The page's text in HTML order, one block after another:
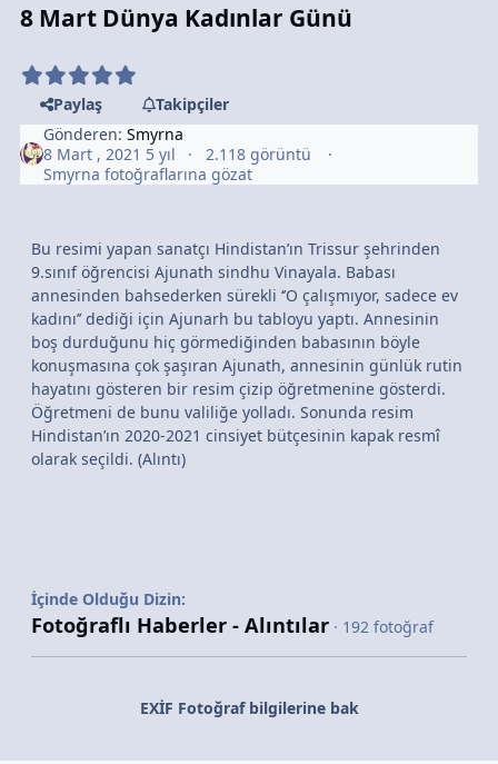
8 Mart Dünya Kadınlar Günü
Paylaş
Takipçiler
Gönderen:Smyrna
8 Mart , 2021 5 yıl
2.118 görüntü
Smyrna fotoğraflarına gözat
Bu resimi yapan sanatçı Hindistan’ın Trissur şehrinden
9.sınıf öğrencisi Ajunath sindhu Vinayala. Babası
annesinden bahsederken sürekli ‘’O çalışmıyor, sadece ev
kadını’’ dediği için Ajunarh bu tabloyu yaptı. Annesinin
boş durduğunu hiç görmediğinden babasının böyle
konuşmasına çok şaşıran Ajunath, annesinin günlük rutin
hayatını gösteren bir resim çizip öğretmenine gösterdi.
Öğretmeni de bunu valiliğe yolladı. Sonunda resim
Hindistan’ın 2020-2021 cinsiyet bütçesinin kapak resmî
olarak seçildi. (Alıntı)
İçinde Olduğu Dizin:
Fotoğraflı Haberler - Alıntılar · 192 fotoğraf
EXİF Fotoğraf bilgilerine bak